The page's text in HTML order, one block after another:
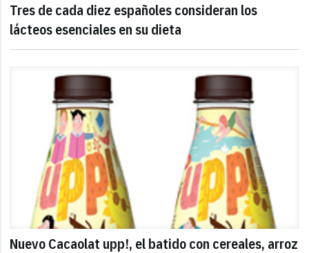
Tres de cada diez españoles consideran los
lácteos esenciales en su dieta
Nuevo Cacaolat upp!, el batido con cereales, arroz